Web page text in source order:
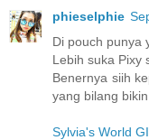
phieselphie
Di pouch punya
Lebih suka Pixy
Benernya siih
yang bilang
Sylvia's World